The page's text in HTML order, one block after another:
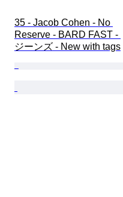
35 - Jacob Cohen - No
Reserve - BARD FAST -
ジーンズ - New with tags